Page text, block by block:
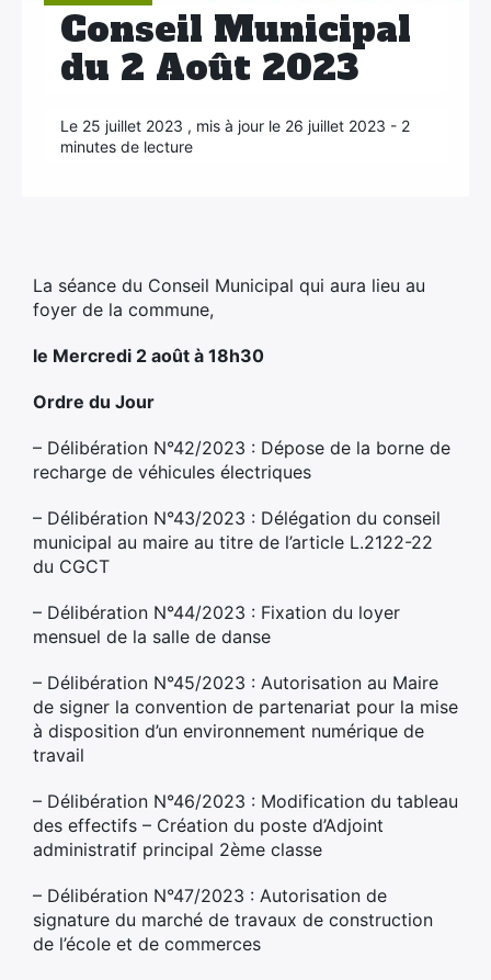
Conseil Municipal
du 2 Août 2023
Le 25 juillet 2023 , mis à jour le 26 juillet 2023 - 2
minutes de lecture
La séance du Conseil Municipal qui aura lieu au
foyer de la commune,
le Mercredi 2 août à 18h30
Ordre du Jour
– Délibération N°42/2023 : Dépose de la borne de
recharge de véhicules électriques
– Délibération N°43/2023 : Délégation du conseil
municipal au maire au titre de l’article L.2122-22
du CGCT
– Délibération N°44/2023 : Fixation du loyer
mensuel de la salle de danse
– Délibération N°45/2023 : Autorisation au Maire
de signer la convention de partenariat pour la mise
à disposition d’un environnement numérique de
travail
– Délibération N°46/2023 : Modification du tableau
des effectifs – Création du poste d’Adjoint
administratif principal 2ème classe
– Délibération N°47/2023 : Autorisation de
signature du marché de travaux de construction
de l’école et de commerces